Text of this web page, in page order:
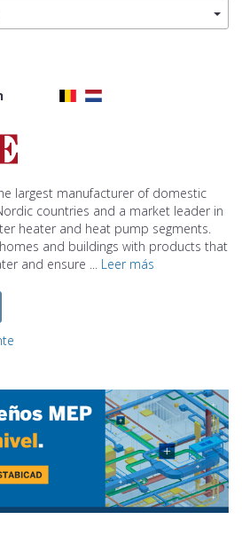
largest manufacturer of domestic
countries and a market leader in
heater and heat pump segments.
and buildings with products that
and ensure ... Leer más